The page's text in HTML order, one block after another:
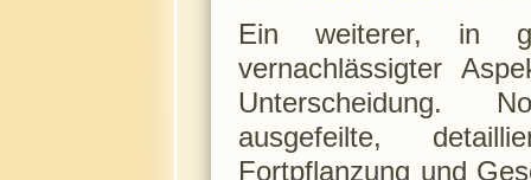
Ein weiterer, in
vernachlässigter
Unterscheidung.
ausgefeilte,
Fortpflanzung und